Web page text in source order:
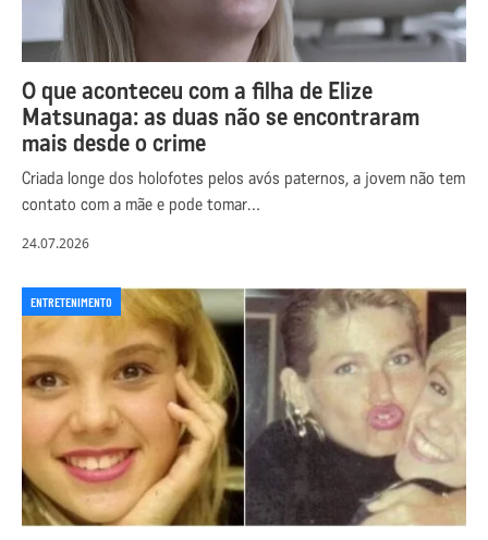
O que aconteceu com a filha de Elize
Matsunaga: as duas não se encontraram
mais desde o crime
Criada longe dos holofotes pelos avós paternos, a jovem não tem
contato com a mãe e pode tomar…
24.07.2026
ENTRETENIMENTO